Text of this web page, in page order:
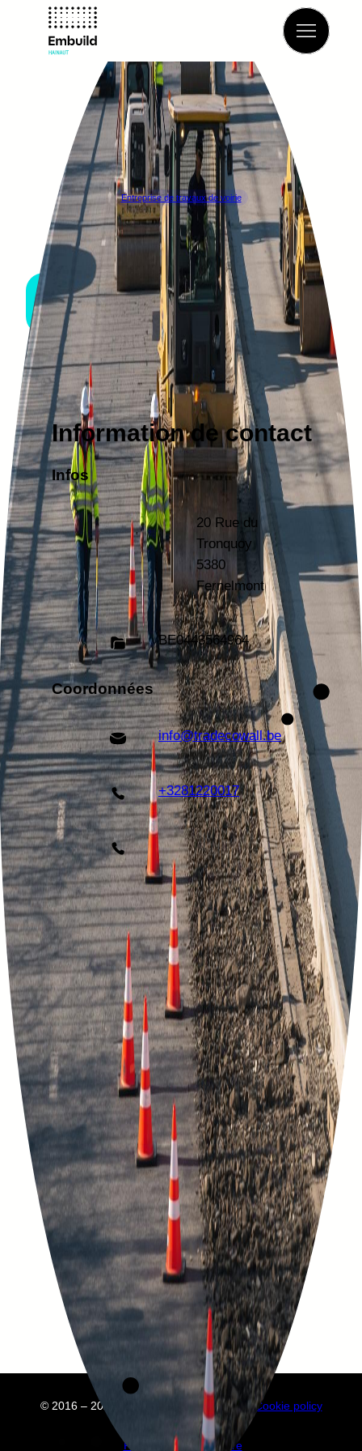
Retour à l’annuaire
Entreprise de travaux de voirie
TRADECOWALL
FERNELMONT
Information de contact
Infos
20 Rue du
Tronquoy
5380
Fernelmont
BE0443564964
Coordonnées
info@tradecowall.be
+3281220017
© 2016 – 2025 Embuild À propos de nous Cookie policy
Privacy policy Annuaire